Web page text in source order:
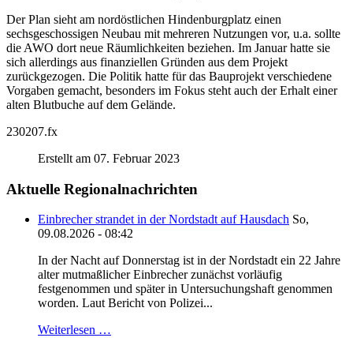
Der Plan sieht am nordöstlichen Hindenburgplatz einen
sechsgeschossigen Neubau mit mehreren Nutzungen vor, u.a. sollte
die AWO dort neue Räumlichkeiten beziehen. Im Januar hatte sie
sich allerdings aus finanziellen Gründen aus dem Projekt
zurückgezogen. Die Politik hatte für das Bauprojekt verschiedene
Vorgaben gemacht, besonders im Fokus steht auch der Erhalt einer
alten Blutbuche auf dem Gelände.
230207.fx
Erstellt am 07. Februar 2023
Aktuelle Regionalnachrichten
Einbrecher strandet in der Nordstadt auf Hausdach So,
09.08.2026 - 08:42
In der Nacht auf Donnerstag ist in der Nordstadt ein 22 Jahre
alter mutmaßlicher Einbrecher zunächst vorläufig
festgenommen und später in Untersuchungshaft genommen
worden. Laut Bericht von Polizei...
Weiterlesen …